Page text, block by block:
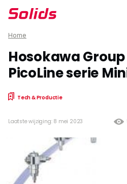
Home
Hosokawa
PicoLine serie
Tech & Productie
Laatste wijziging: 8 mei 2023